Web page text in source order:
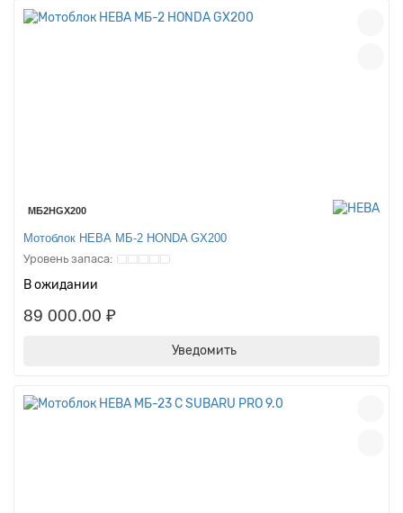
МБ2HGX200
Мотоблок НЕВА МБ-2 HONDA GX200
В ожидании
89 000.00 ₽
Уведомить